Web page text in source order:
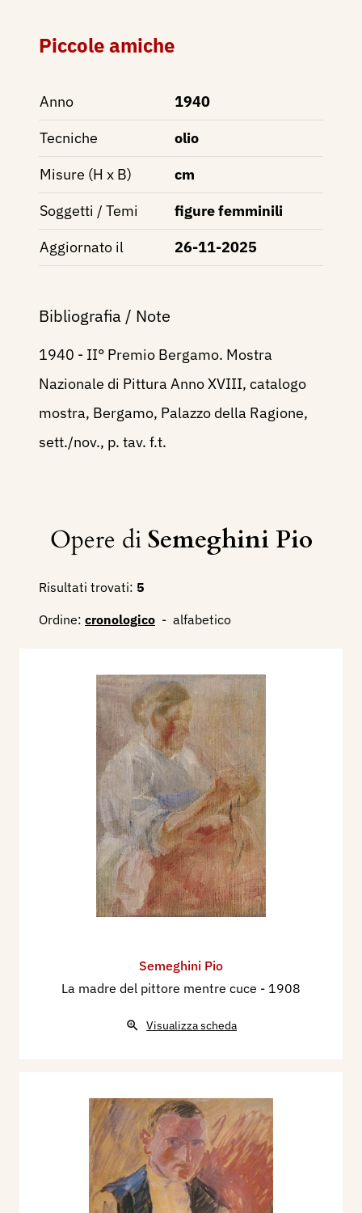
Piccole amiche
Anno
1940
Tecniche
olio
Misure (H x B)
cm
Soggetti / Temi
figure femminili
Aggiornato il
26-11-2025
Bibliografia / Note
1940 - II° Premio Bergamo. Mostra
Nazionale di Pittura Anno XVIII, catalogo
mostra, Bergamo, Palazzo della Ragione,
sett./nov., p. tav. f.t.
Opere diSemeghini Pio
Risultati trovati: 5
Ordine: cronologico - alfabetico
Semeghini Pio
La madre del pittore mentre cuce - 1908
Visualizza scheda